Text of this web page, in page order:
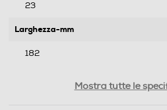
23
Larghezza-mm
182
Mostra tutte le